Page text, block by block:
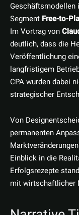
Geschäftsmodellen
Segment Free-to-
Im Vortrag von
deutlich, dass die
Veröffentlichung
langfristigem
CPA wurden dabei
strategischer
Von
permanenten
Einblick in die
Erfolgsrezepte
mit wirtschaftlicher